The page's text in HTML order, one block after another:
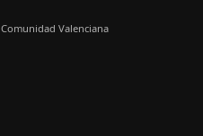
Comunidad Valenciana